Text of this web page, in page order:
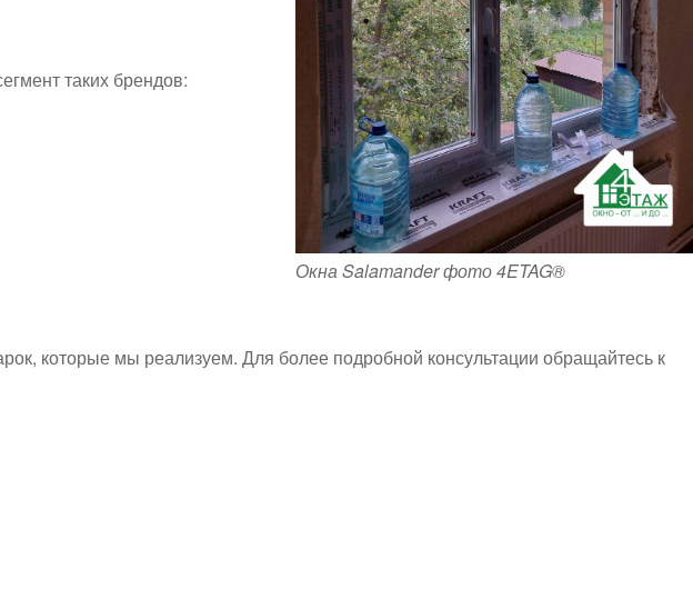
Окна Salamander фото 4ETAG®
таких брендов:
которые мы реализуем. Для более подробной консультации обращайтесь к